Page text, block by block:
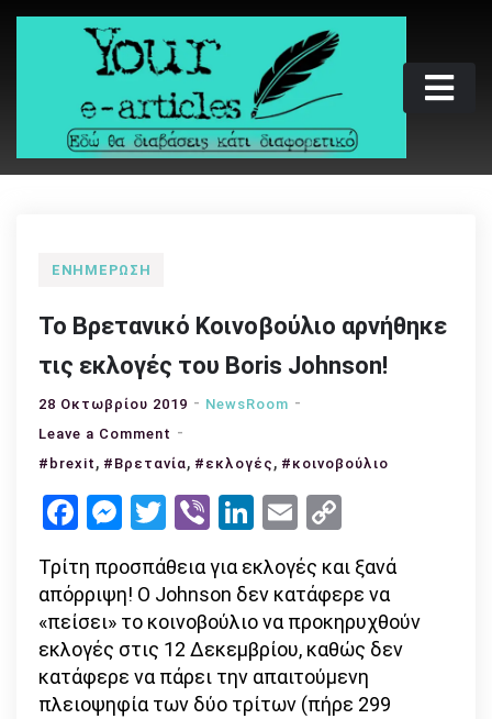
Skip
Your e-articles
Εδώ θα διαβάσεις κάτι διαφορετικό
ΕΝΗΜΈΡΩΣΗ
Το Βρετανικό Κοινοβούλιο αρνήθηκε
τις εκλογές του Boris Johnson!
28 Οκτωβρίου 2019
NewsRoom
Leave a Comment on
Το
Κοινοβούλιο
τις
εκλογές
του
Boris
Johnson!
#brexit , #Βρετανία, #εκλογές , #κοινοβούλιο
Facebook
Messenger
Twitter
ViberLinkedIn
Email
Link
Τρίτη προσπάθεια για εκλογές και ξανά
απόρριψη! Ο Johnson δεν κατάφερε να
«πείσει» το κοινοβούλιο να προκηρυχθούν
εκλογές στις 12 Δεκεμβρίου, καθώς δεν
κατάφερε να πάρει την απαιτούμενη
πλειοψηφία των δύο τρίτων (πήρε 299